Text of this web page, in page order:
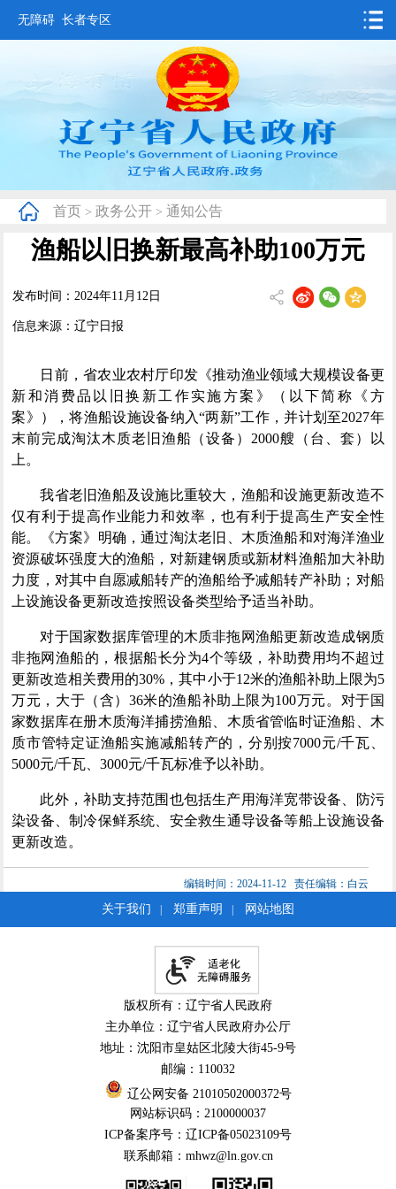
无障碍 长者专区
要闻动态
政务公开
互动交流
数据发布
省情概况
首页 > 政务公开 > 通知公告
渔船以旧换新最高补助100万元
发布时间：2024年11月12日
信息来源：辽宁日报
日前，省农业农村厅印发《推动渔业领域大规模设备更
新和消费品以旧换新工作实施方案》（以下简称《方
案》），将渔船设施设备纳入“两新”工作，并计划至2027年
末前完成淘汰木质老旧渔船（设备）2000艘（台、套）以
上。
我省老旧渔船及设施比重较大，渔船和设施更新改造不
仅有利于提高作业能力和效率，也有利于提高生产安全性
能。《方案》明确，通过淘汰老旧、木质渔船和对海洋渔业
资源破坏强度大的渔船，对新建钢质或新材料渔船加大补助
力度，对其中自愿减船转产的渔船给予减船转产补助；对船
上设施设备更新改造按照设备类型给予适当补助。
对于国家数据库管理的木质非拖网渔船更新改造成钢质
非拖网渔船的，根据船长分为4个等级，补助费用均不超过
更新改造相关费用的30%，其中小于12米的渔船补助上限为5
万元，大于（含）36米的渔船补助上限为100万元。对于国
家数据库在册木质海洋捕捞渔船、木质省管临时证渔船、木
质市管特定证渔船实施减船转产的，分别按7000元/千瓦、
5000元/千瓦、3000元/千瓦标准予以补助。
此外，补助支持范围也包括生产用海洋宽带设备、防污
染设备、制冷保鲜系统、安全救生通导设备等船上设施设备
更新改造。
编辑时间：2024-11-12 责任编辑：白云
关于我们 郑重声明 网站地图
版权所有：辽宁省人民政府
主办单位：辽宁省人民政府办公厅
地址：沈阳市皇姑区北陵大街45-9号
邮编：110032
辽公网安备 21010502000372号
网站标识码：2100000037
ICP备案序号：辽ICP备05023109号
联系邮箱：mhwz@ln.gov.cn